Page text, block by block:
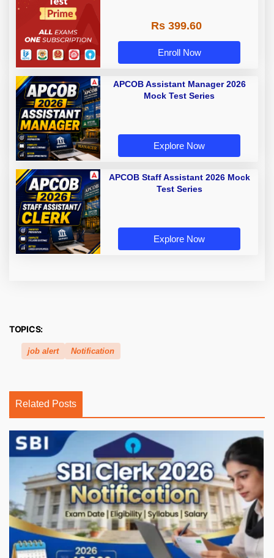
Rs 399.60
Enroll Now
APCOB Assistant Manager 2026
Mock Test Series
Explore Now
APCOB Staff Assistant 2026 Mock
Test Series
Explore Now
TOPICS:
job alert Notification
Related Posts